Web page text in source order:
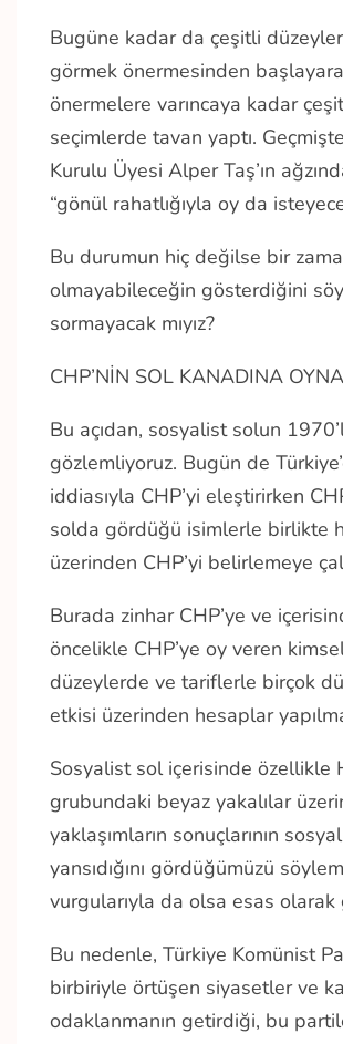
Bugüne kadar da çeşitli
görmek önermesinden
önermelere varıncaya kadar
seçimlerde tavan yaptı.
Kurulu Üyesi Alper Taş’ın
“gönül rahatlığıyla oy da
Bu durumun hiç değilse bir
olmayabileceğin gösterdiğini
sormayacak mıyız?
CHP’NİN SOL KANADINA
Bu açıdan, sosyalist solun
gözlemliyoruz. Bugün de
iddiasıyla CHP’yi eleştirirken
solda gördüğü isimlerle birlikte
üzerinden CHP’yi belirlemeye
Burada zinhar CHP’ye ve
öncelikle CHP’ye oy veren
düzeylerde ve tariflerle birçok
etkisi üzerinden hesaplar
Sosyalist sol içerisinde özellikle
grubundaki beyaz yakalılar
yaklaşımların sonuçlarının
yansıdığını gördüğümüzü
vurgularıyla da olsa esas olarak
Bu nedenle, Türkiye Komünist
birbiriyle örtüşen siyasetler ve
odaklanmanın getirdiği, bu